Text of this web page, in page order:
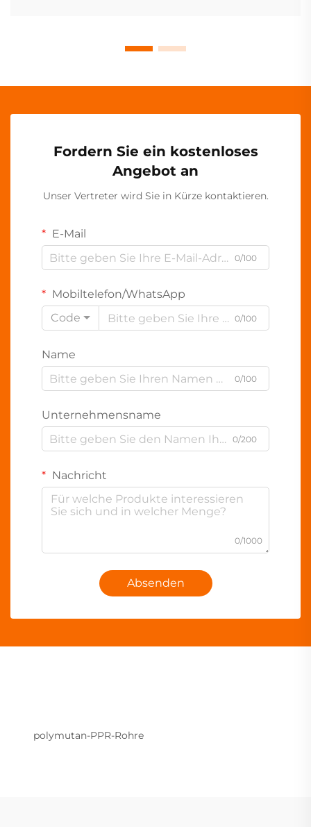
Fordern Sie ein kostenloses
Angebot an
Unser Vertreter wird Sie in Kürze kontaktieren.
E-Mail
0/100
Mobiltelefon/WhatsApp
Code
0/100
Name
0/100
Unternehmensname
0/200
Nachricht
0/1000
Absenden
polymutan-PPR-Rohre